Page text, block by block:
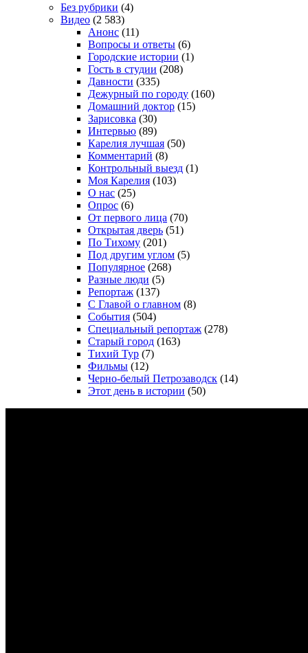
Без рубрики (4)
Видео (2 583)
Анонс (11)
Вопросы и ответы (6)
Городские истории (1)
Гость в студии (208)
Давности (335)
Дежурный по городу (160)
Домашний доктор (15)
Зарисовка (30)
Интервью (89)
Карелия лучшая (50)
Комментарий (8)
Контрольный выезд (1)
Моя Карелия (103)
О нас (25)
Опрос (6)
От первого лица (70)
Открытая дверь (51)
По Тихому (201)
Под другим углом (5)
Популярное (268)
Разные люди (5)
Репортаж (137)
С Главой о главном (8)
События (504)
Специальный репортаж (278)
Старый город (163)
Тихий Тур (7)
Фильмы (12)
Черно-белый Петрозаводск (14)
Этот день в истории (50)